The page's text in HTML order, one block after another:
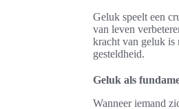
Geluk speelt een
van leven
kracht van geluk is
gesteldheid.
Geluk als
Wanneer iemand